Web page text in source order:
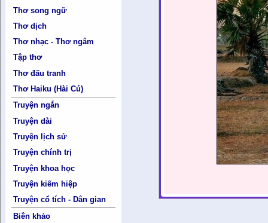
Thơ song ngữ
Thơ dịch
Thơ nhạc - Thơ ngâm
Tập thơ
Thơ đấu tranh
Thơ Haiku (Hài Cú)
Truyện ngắn
Truyện dài
Truyện lịch sử
Truyện chính trị
Truyện khoa học
Truyện kiếm hiệp
Truyện cổ tích - Dân gian
Biên khảo